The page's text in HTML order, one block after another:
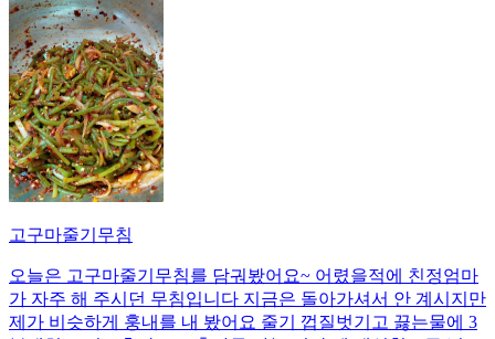
고구마줄기무침
오늘은 고구마줄기무침를 담궈봤어요~ 어렸을적에 친정엄마
가 자주 해 주시던 무침입니다 지금은 돌아가셔서 안 계시지만
제가 비슷하게 훙내를 내 봤어요 줄기 껍질벗기고 끓는물에 3